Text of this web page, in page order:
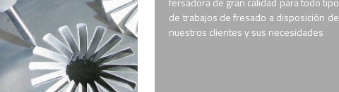
de trabajos de fresado a disposición de
nuestros clientes y sus necesidades